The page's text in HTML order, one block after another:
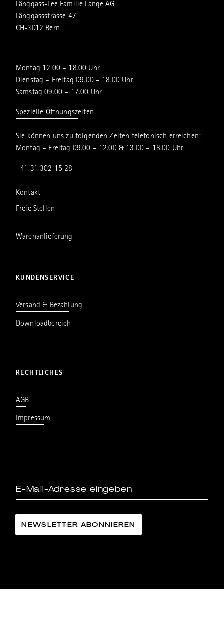
Länggass-Tee Familie Lange AG
Länggassstrasse 47
CH-3012 Bern
Montag 12.00 – 18.00 Uhr
Dienstag – Freitag 09.00 – 18.00 Uhr
Samstag 09.00 – 17.00 Uhr
Spezielle Öffnungszeiten
Sie können uns zu folgenden Zeiten telefonisch erreichen:
Montag – Freitag 09.00 – 12.00 & 13.00 – 18.00 Uhr
+41 31 302 15 28
Kontakt
Freie Stellen
Warenanlieferung
KUNDENSERVICE
Versand & Bezahlung
Downloadbereich
RECHTLICHES
AGB
Impressum